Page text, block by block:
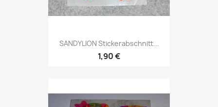
SANDYLION Stickerabschnitt...
1,90 €